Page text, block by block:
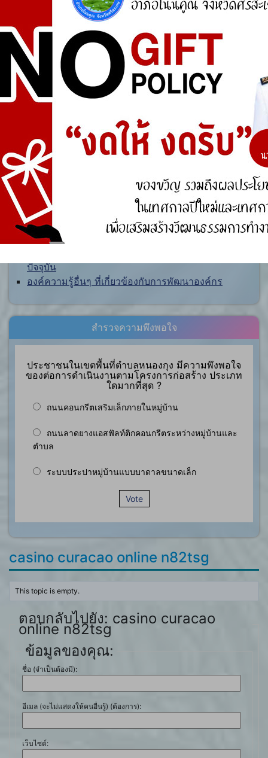
ศูนย์ร้องเรียน
สำนักงานคณะกรรมการป้องกันและปราบปรามการ
สำนักงานคณะกรรมการป้องกันและปราบปรามการ
ทุจริตในภาครัฐ
การจัดการความรู้ (KM)
องค์ความรู้ที่สนับสนุน วิสัยทัศน์ พันธกิจ ยุทธศาสตร์
ขององค์กร
องค์ความรู้จากประสบการณ์ที่องค์กรได้สั่งสมมา
ปัจจุบัน
องค์ความรู้อื่นๆ ที่เกี่ยวข้องกับการพัฒนาองค์กร
สำรวจความพึงพอใจ
ประชาชนในเขตพื้นที่ตำบลหนองกุง มีความพึงพอใจ
ของต่อการดำเนินงานตามโครงการก่อสร้าง ประเภท
ใดมากที่สุด ?
ถนนคอนกรีตเสริมเล็กภายในหมู่บ้าน
ถนนลาดยางแอสฟัลท์ติกคอนกรีตระหว่างหมู่บ้านและ
ตำบล
ระบบประปาหมู่บ้านแบบบาดาลขนาดเล็ก
Vote
casino curacao online n82tsg
This topic is empty.
ตอบกลับไปยัง: casino curacao
online n82tsg
ข้อมูลของคุณ:
ชื่อ (จำเป็นต้องมี):
อีเมล (จะไม่แสดงให้คนอื่นรู้) (ต้องการ):
เว็บไซต์: